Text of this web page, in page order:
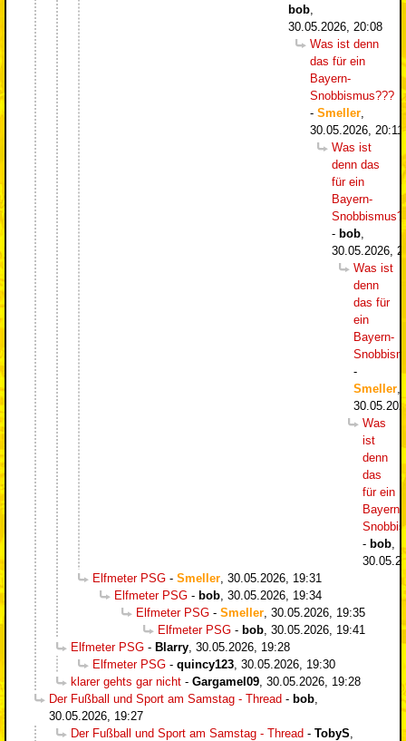
bob
30.05.2026, 20:08
Was ist denn
das für ein
Bayern-
Snobbismus???
- Smeller
30.05.2026, 20:11
Was ist
denn das
für ein
Bayern-
- bob
30.05.2026,
Was ist
denn
das für
ein
Bayern-
-
Smeller
Was
ist
denn
das
für ein
Bayern-
- bob
Elfmeter PSG - Smeller 30.05.2026, 19:31
Elfmeter PSG - bob 30.05.2026, 19:34
Elfmeter PSG - Smeller 30.05.2026, 19:35
Elfmeter PSG - bob 30.05.2026, 19:41
Elfmeter PSG - Blarry 30.05.2026, 19:28
Elfmeter PSG - quincy123 30.05.2026, 19:30
klarer gehts gar nicht - Gargamel09 30.05.2026, 19:28
Der Fußball und Sport am Samstag - Thread - bob
30.05.2026, 19:27
Der Fußball und Sport am Samstag - Thread - TobyS